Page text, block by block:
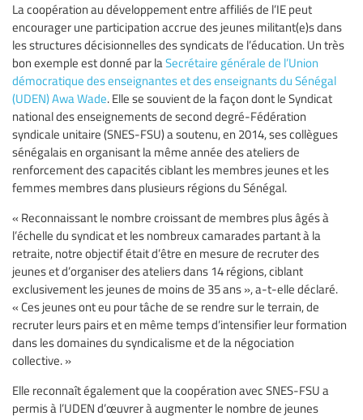
La coopération au développement entre affiliés de l’IE peut
encourager une participation accrue des jeunes militant(e)s dans
les structures décisionnelles des syndicats de l’éducation. Un très
bon exemple est donné par laSecrétaire générale de l’Union
démocratique des enseignantes et des enseignants du Sénégal
(UDEN) Awa Wade. Elle se souvient de la façon dont le Syndicat
national des enseignements de second degré-Fédération
syndicale unitaire (SNES-FSU) a soutenu, en 2014, ses collègues
sénégalais en organisant la même année des ateliers de
renforcement des capacités ciblant les membres jeunes et les
femmes membres dans plusieurs régions du Sénégal.
« Reconnaissant le nombre croissant de membres plus âgés à
l’échelle du syndicat et les nombreux camarades partant à la
retraite, notre objectif était d’être en mesure de recruter des
jeunes et d’organiser des ateliers dans 14 régions, ciblant
exclusivement les jeunes de moins de 35 ans », a-t-elle déclaré.
« Ces jeunes ont eu pour tâche de se rendre sur le terrain, de
recruter leurs pairs et en même temps d’intensifier leur formation
dans les domaines du syndicalisme et de la négociation
collective. »
Elle reconnaît également que la coopération avec SNES-FSU a
permis à l’UDEN d’œuvrer à augmenter le nombre de jeunes